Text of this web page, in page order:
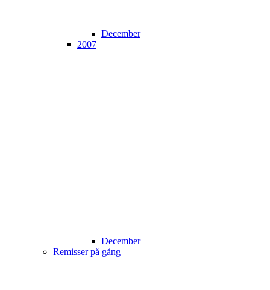
December
2007
December
Remisser på gång